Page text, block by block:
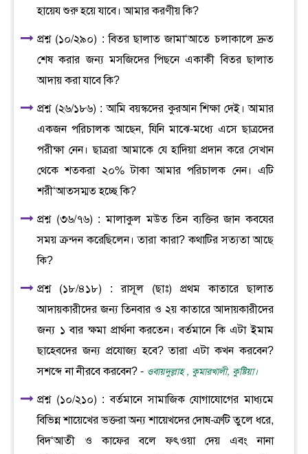
হায়েয শুরু হয়ে যাবে। আমার করণীয় কি?
প্রশ্ন (১০/২৯০) : বিতর ছালাত জামা‘আতে চলাকালে দ্রুত
শেষ করার জন্য মসজিদের পিছনে একাকী বিতর ছালাত
আদায় করা যাবে কি?
প্রশ্ন (২৬/১৮৬) : আমি বয়স্কদের কুরআন শিক্ষা দেই। আমার
একজন পরিচালক আছেন, যিনি মাঝে-মধ্যে এসে ছাত্রদের
পরীক্ষা নেন। ছাত্ররা আমাকে যে হাদিয়া প্রদান করে সেখান
থেকে শতকরা ২০% টাকা আমার পরিচালক নেন। এটি
শরী‘আতসম্মত হচ্ছে কি?
প্রশ্ন (৩৬/৭৬) : মালাকুল মউত তিন ব্যক্তির জান কবযের
সময় ক্রন্দন করেছিলেন। তারা কারা? কথাটির সত্যতা আছে
কি?
প্রশ্ন (১৮/৪১৮) : রাসূল (ছাঃ) প্রথম কাতারে ছালাত
আদায়কারীদের জন্য তিনবার ও ২য় কাতারে আদায়কারীদের
জন্য ১ বার ক্ষমা প্রার্থনা করতেন। বর্তমানে কি এটা ইমাম
ছাহেবদের জন্য প্রযোজ্য হবে? তারা এটা কখন করবেন?
সশব্দে না নীরবে করবেন? - ওবায়দুল্লাহ , কুমারখালী, কুষ্টিয়া।
প্রশ্ন (১০/২১০) : বর্তমানে সামাজিক যোগাযোগের মাধ্যমে
বিভিন্ন শায়েখের ভক্তরা অন্য শায়েখদের দোষ-ত্রুটি তুলে ধরে,
বিদ‘আতী ও কাফের বলে ফৎওয়া দেয় এবং নানা